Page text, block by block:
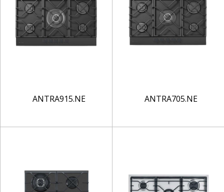
ANTRA915.NE ANTRA705.NE